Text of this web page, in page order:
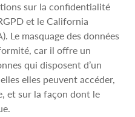
sur la confidentialité
et le California
Le masquage des données
car il offre un
qui disposent d’un
elles peuvent accéder,
et sur la façon dont le